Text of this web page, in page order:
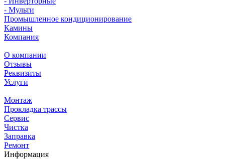
- Мульти
Промышленное кондиционирование
Камины
Компания
О компании
Отзывы
Реквизиты
Услуги
Монтаж
Прокладка трассы
Сервис
Чистка
Заправка
Ремонт
Информация